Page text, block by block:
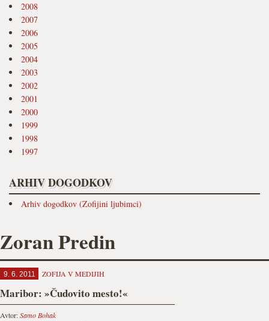
2008
2007
2006
2005
2004
2003
2002
2001
2000
1999
1998
1997
ARHIV DOGODKOV
Arhiv dogodkov (Zofijini ljubimci)
Zoran Predin
9. 6. 2011 ZOFIJA V MEDIJIH
Maribor: »Čudovito mesto!«
Avtor:Samo Bohak